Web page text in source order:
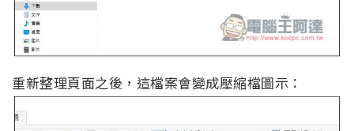
重新整理頁面之後，這檔案會變成壓縮檔圖示：